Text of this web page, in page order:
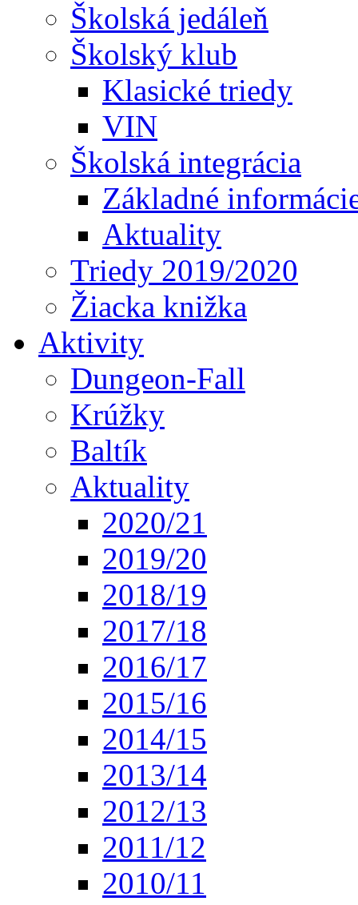
Školská jedáleň
Školský klub
Klasické triedy
VIN
Školská integrácia
Základné
Aktuality
Triedy 2019/2020
Žiacka knižka
Aktivity
Dungeon-Fall
Krúžky
Baltík
Aktuality
2020/21
2019/20
2018/19
2017/18
2016/17
2015/16
2014/15
2013/14
2012/13
2011/12
2010/11